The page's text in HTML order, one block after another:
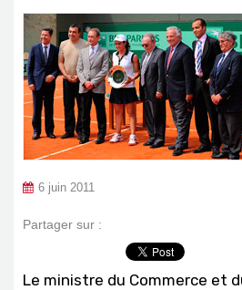
6 juin 2011
Partager sur :
Le ministre du Commerce et